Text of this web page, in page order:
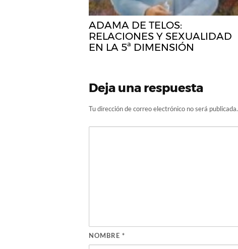
ADAMA DE TELOS:
RELACIONES Y SEXUALIDAD
EN LA 5ª DIMENSIÓN
Deja una respuesta
Tu dirección de correo electrónico no será publicada.
NOMBRE *